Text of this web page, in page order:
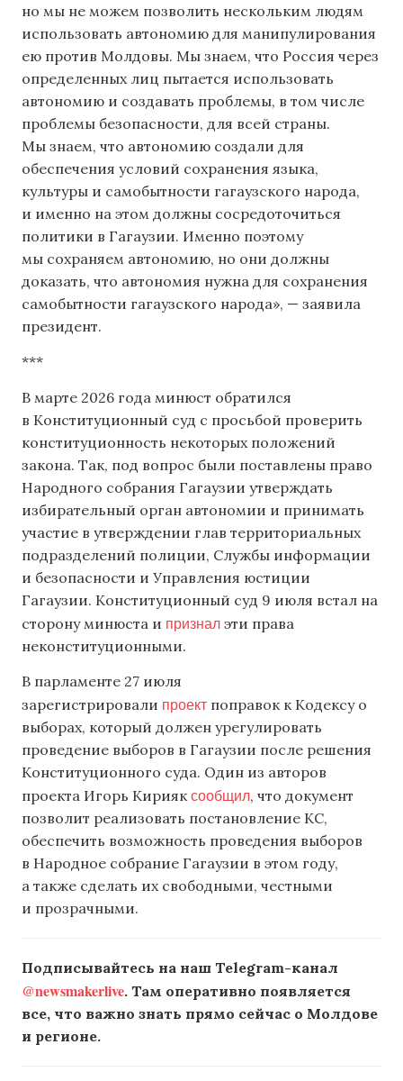
но мы не можем позволить нескольким людям
использовать автономию для манипулирования
ею против Молдовы. Мы знаем, что Россия через
определенных лиц пытается использовать
автономию и создавать проблемы, в том числе
проблемы безопасности, для всей страны.
Мы знаем, что автономию создали для
обеспечения условий сохранения языка,
культуры и самобытности гагаузского народа,
и именно на этом должны сосредоточиться
политики в Гагаузии. Именно поэтому
мы сохраняем автономию, но они должны
доказать, что автономия нужна для сохранения
самобытности гагаузского народа», — заявила
президент.
***
В марте 2026 года минюст обратился
в Конституционный суд с просьбой проверить
конституционность некоторых положений
закона. Так, под вопрос были поставлены право
Народного собрания Гагаузии утверждать
избирательный орган автономии и принимать
участие в утверждении глав территориальных
подразделений полиции, Службы информации
и безопасности и Управления юстиции
Гагаузии. Конституционный суд 9 июля встал на
сторону минюста и признал эти права
неконституционными.
В парламенте 27 июля
зарегистрировали проект поправок к Кодексу о
выборах, который должен урегулировать
проведение выборов в Гагаузии после решения
Конституционного суда. Один из авторов
проекта Игорь Кирияксообщил, что документ
позволит реализовать постановление КС,
обеспечить возможность проведения выборов
в Народное собрание Гагаузии в этом году,
а также сделать их свободными, честными
и прозрачными.
Подписывайтесь на наш Telegram-канал
@newsmakerlive. Там оперативно появляется
все, что важно знать прямо сейчас о Молдове
и регионе.